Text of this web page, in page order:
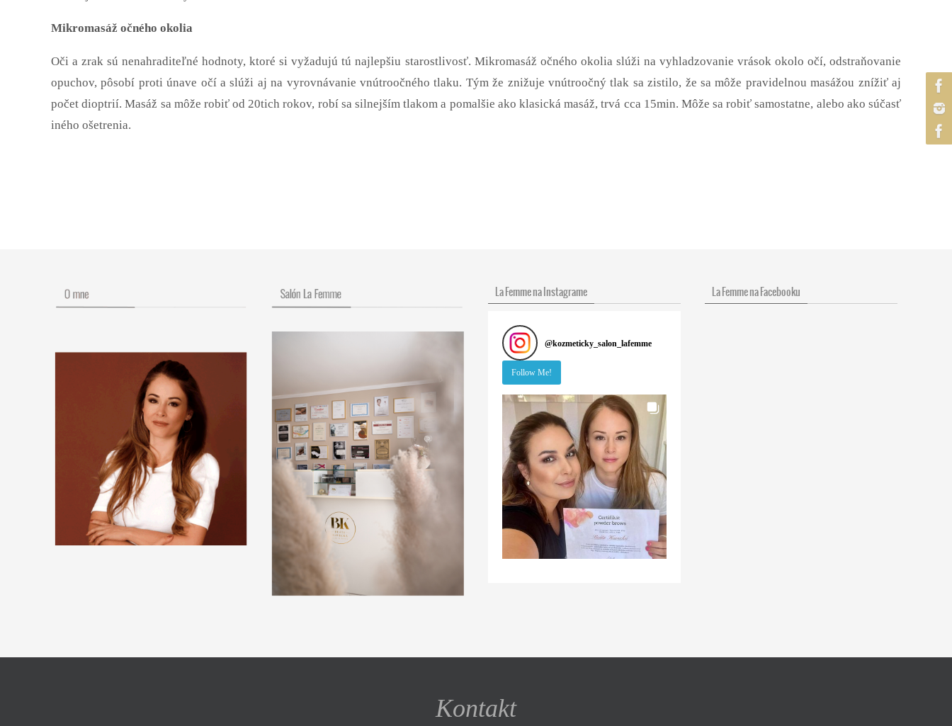
Mikromasáž očného okolia
Oči a zrak sú nenahraditeľné hodnoty, ktoré si vyžadujú tú najlepšiu starostlivosť. Mikromasáž očného okolia slúži na vyhladzovanie vrások okolo očí, odstraňovanie
opuchov, pôsobí proti únave očí a slúži aj na vyrovnávanie vnútroočného tlaku. Tým že znižuje vnútroočný tlak sa zistilo, že sa môže pravidelnou masážou znížiť aj
počet dioptrií. Masáž sa môže robiť od 20tich rokov, robí sa silnejším tlakom a pomalšie ako klasická masáž, trvá cca 15min. Môže sa robiť samostatne, alebo ako súčasť
iného ošetrenia.
La Femme na Instagrame
@kozmeticky_salon_lafemme
Follow Me!
La Femme na Facebooku
Kontakt